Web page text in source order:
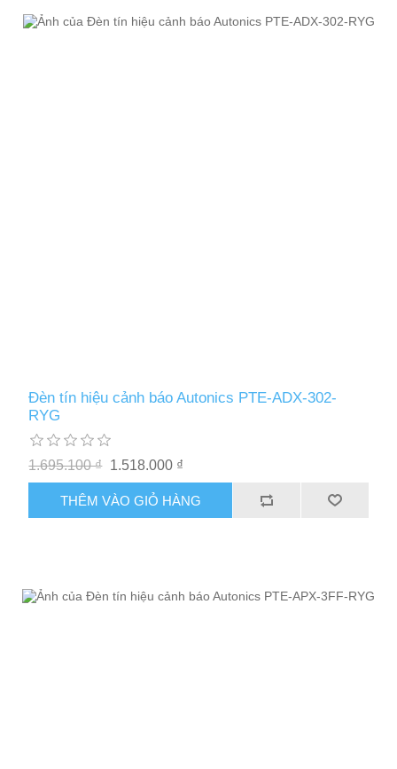
Đèn tín hiệu cảnh báo Autonics PTE-ADX-302-
RYG
1.695.100 ₫ 1.518.000 ₫
THÊM VÀO GIỎ HÀNG